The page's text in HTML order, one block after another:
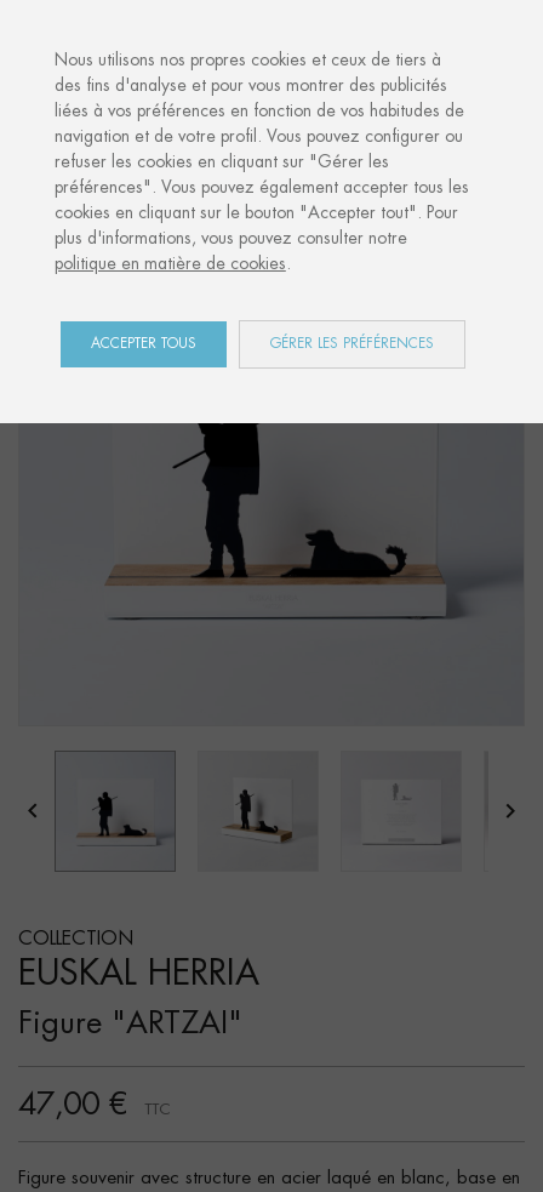
Euskal Herria
 
COLLECTION
EUSKAL HERRIA
Figure "ARTZAI"
47,00 € TTC
Figure souvenir avec structure en acier laqué en blanc, base en
Nous utilisons nos propres cookies et ceux de tiers à
des fins d'analyse et pour vous montrer des publicités
liées à vos préférences en fonction de vos habitudes de
navigation et de votre profil. Vous pouvez configurer ou
refuser les cookies en cliquant sur "Gérer les
préférences". Vous pouvez également accepter tous les
cookies en cliquant sur le bouton "Accepter tout". Pour
plus d'informations, vous pouvez consulter notre
politique en matière de cookies.
ACCEPTER TOUS GÉRER LES PRÉFÉRENCES